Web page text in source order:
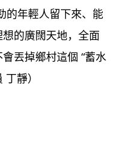
的年輕人留下來、能
的廣闊天地，全面
丟掉鄉村這個 “蓄水
靜）